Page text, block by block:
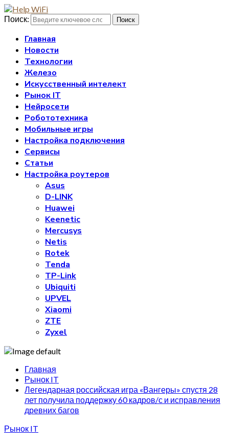
Поиск: Поиск
Главная
Новости
Технологии
Железо
Искусственный интелект
Рынок IT
Нейросети
Робототехника
Мобильные игры
Настройка подключения
Сервисы
Статьи
Настройка роутеров
Asus
D-LINK
Huawei
Keenetic
Mercusys
Netis
Rotek
Tenda
TP-Link
Ubiquiti
UPVEL
Xiaomi
ZTE
Zyxel
Главная
Рынок IT
Легендарная российская игра «Вангеры» спустя 28
лет получила поддержку 60 кадров/с и исправления
древних багов
Рынок IT